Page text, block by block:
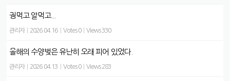
궝먹고 알먹고...
관리자 2026.04.16 Votes 0 Views 330
올해의 수양벚은 유난히 오래 피어 있었다.
관리자 2026.04.13 Votes 0 Views 283